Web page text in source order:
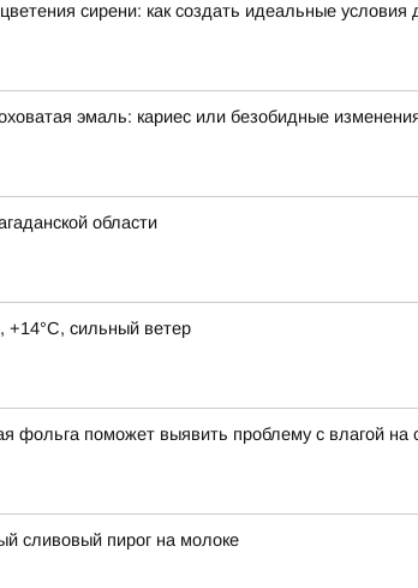
сирени: как создать идеальные условия
эмаль: кариес или безобидные
области
+14°C, сильный ветер
фольга поможет выявить проблему с влагой на
сливовый пирог на молоке